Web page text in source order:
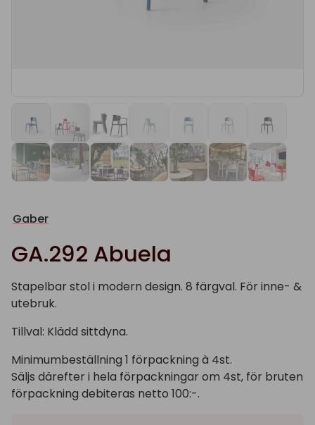
Gaber
GA.292 Abuela
Stapelbar stol i modern design. 8 färgval. För inne- &
utebruk.
Tillval: Klädd sittdyna.
Minimumbeställning 1 förpackning à 4st.
Säljs därefter i hela förpackningar om 4st, för bruten
förpackning debiteras netto 100:-.